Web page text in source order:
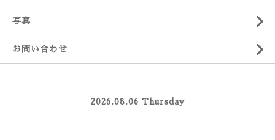
写真
お問い合わせ
2026.08.06 Thursday